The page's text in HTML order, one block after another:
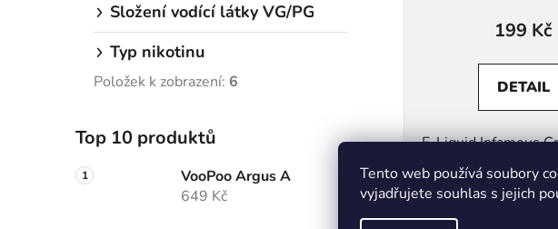
Tento web používá soubory
vyjadřujete souhlas s jejich
Složení vodící látky VG/PG
Typ nikotinu
Položek k zobrazení: 6
Top 10 produktů
VooPoo Argus A
649 Kč
199 Kč
DETAIL
E-Liquid Infamous
příchutí Gigi's
Mango a